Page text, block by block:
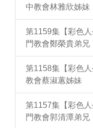
中教會林雅欣姊妹
第1159集【彩色
門教會鄭榮貴弟兄
第1158集【彩色
教會蔡淑蕙姊妹
第1157集【彩色
門教會郭清潭弟兄